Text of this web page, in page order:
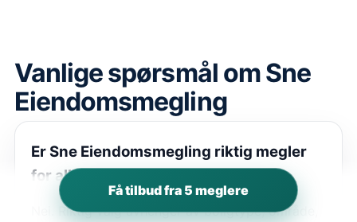
Vanlige spørsmål omSne
Eiendomsmegling
ErSne Eiendomsmegling riktig megler
for alle?
Nei. Riktig valg avhenger av boligtype, område,
Få tilbud fra 5 meglere